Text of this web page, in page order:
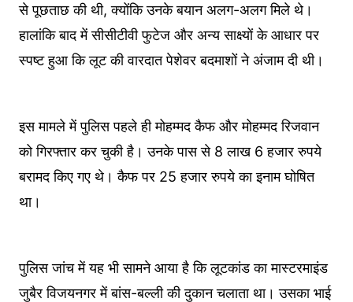
से पूछताछ की थी, क्योंकि उनके बयान अलग-अलग मिले थे।
हालांकि बाद में सीसीटीवी फुटेज और अन्य साक्ष्यों के आधार पर
स्पष्ट हुआ कि लूट की वारदात पेशेवर बदमाशों ने अंजाम दी थी।
इस मामले में पुलिस पहले ही मोहम्मद कैफ और मोहम्मद रिजवान
को गिरफ्तार कर चुकी है। उनके पास से 8 लाख 6 हजार रुपये
बरामद किए गए थे। कैफ पर 25 हजार रुपये का इनाम घोषित
था।
पुलिस जांच में यह भी सामने आया है कि लूटकांड का मास्टरमाइंड
जुबैर विजयनगर में बांस-बल्ली की दुकान चलाता था। उसका भाई